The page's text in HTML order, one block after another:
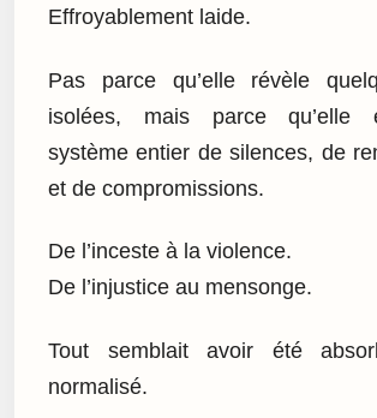
Effroyablement laide.
Pas parce qu’elle révèle
isolées, mais parce qu’elle
système entier de silences, de
et de compromissions.
De l’inceste à la violence.
De l’injustice au mensonge.
Tout semblait avoir été
normalisé.